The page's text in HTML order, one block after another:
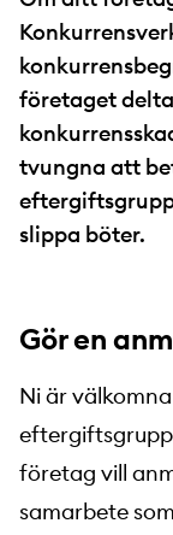
företaget
tvungna att
slippa böter.
Gör en
Ni är
företag vill
samarbete